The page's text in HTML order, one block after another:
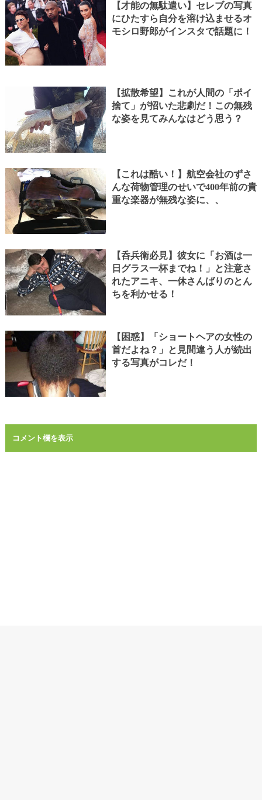
【才能の無駄遣い】セレブの写真
にひたすら自分を溶け込ませるオ
モシロ野郎がインスタで話題に！
【拡散希望】これが人間の「ポイ
捨て」が招いた悲劇だ！この無残
な姿を見てみんなはどう思う？
【これは酷い！】航空会社のずさ
んな荷物管理のせいで400年前の貴
重な楽器が無残な姿に、、
【呑兵衛必見】彼女に「お酒は一
日グラス一杯までね！」と注意さ
れたアニキ、一休さんばりのとん
ちを利かせる！
【困惑】「ショートヘアの女性の
首だよね？」と見間違う人が続出
する写真がコレだ！
コメント欄を表示